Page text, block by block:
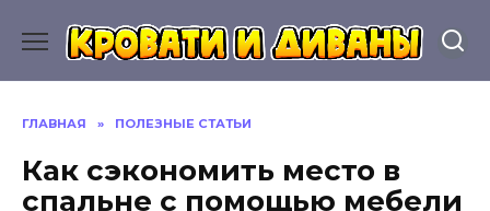
содержанию
ГЛАВНАЯ » ПОЛЕЗНЫЕ СТАТЬИ
Как сэкономить место в
спальне с помощью мебели